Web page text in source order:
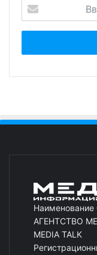
АГЕНТСТВО
MEDIA TALK